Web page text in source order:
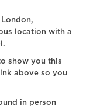
location with a
show you this
above so you
in person